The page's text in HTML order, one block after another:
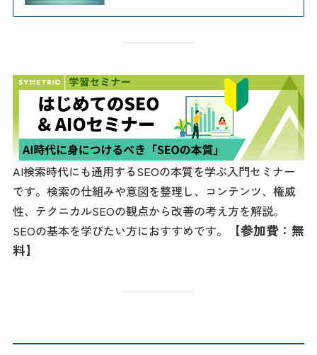
AI検索時代にも通用するSEOの本質を学ぶ入門セミナー
です。検索の仕組みや意図を整理し、コンテンツ、権威
性、テクニカルSEOの観点から改善の考え方を解説。
SEOの基本を学びたい方におすすめです。
【参加費：無
料】